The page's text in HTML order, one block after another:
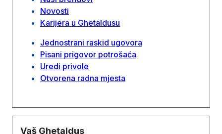
Novosti
Karijera u Ghetaldusu
Jednostrani raskid ugovora
Pisani prigovor potrošaća
Uredi privole
Otvorena radna mjesta
Vaš Ghetaldus